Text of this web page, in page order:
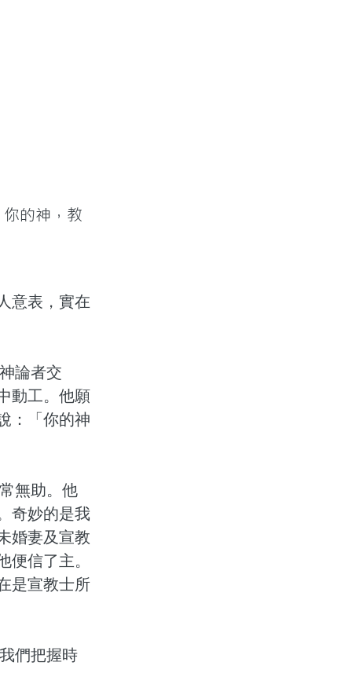
的神，教
意表，實在
論者交
動工。他願
：「你的神
無助。他
奇妙的是我
婚妻及宣教
信了主。
是宣教士所
們把握時